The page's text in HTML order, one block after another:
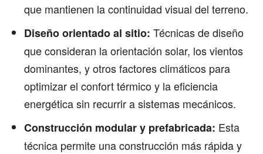
que mantienen la continuidad visual del terreno.
Diseño orientado al sitio: Técnicas de diseño
que consideran la orientación solar, los vientos
dominantes, y otros factores climáticos para
optimizar el confort térmico y la eficiencia
energética sin recurrir a sistemas mecánicos.
Construcción modular y prefabricada: Esta
técnica permite una construcción más rápida y